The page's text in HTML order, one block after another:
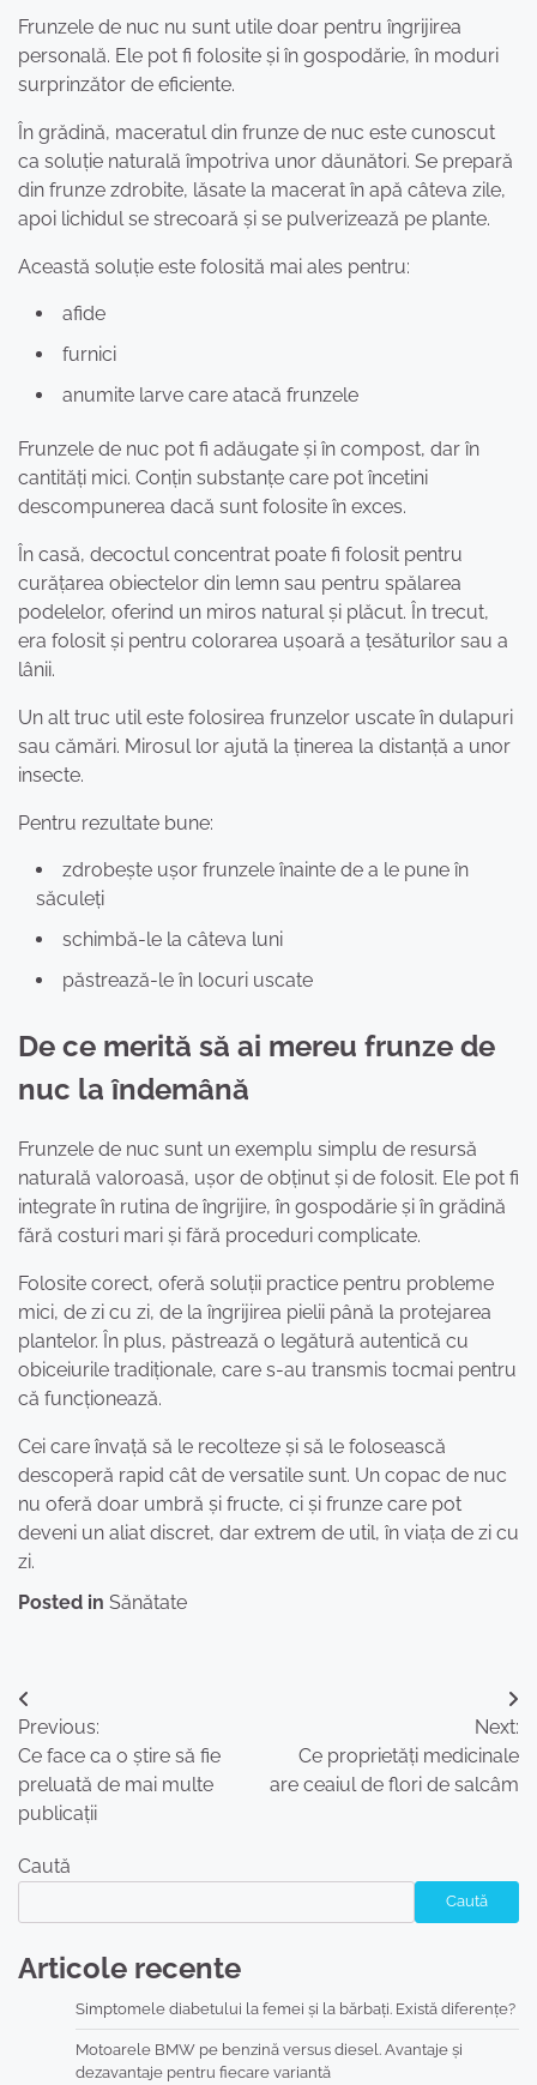
Frunzele de nuc nu sunt utile doar pentru îngrijirea
personală. Ele pot fi folosite și în gospodărie, în moduri
surprinzător de eficiente.
În grădină, maceratul din frunze de nuc este cunoscut
ca soluție naturală împotriva unor dăunători. Se prepară
din frunze zdrobite, lăsate la macerat în apă câteva zile,
apoi lichidul se strecoară și se pulverizează pe plante.
Această soluție este folosită mai ales pentru:
afide
furnici
anumite larve care atacă frunzele
Frunzele de nuc pot fi adăugate și în compost, dar în
cantități mici. Conțin substanțe care pot încetini
descompunerea dacă sunt folosite în exces.
În casă, decoctul concentrat poate fi folosit pentru
curățarea obiectelor din lemn sau pentru spălarea
podelelor, oferind un miros natural și plăcut. În trecut,
era folosit și pentru colorarea ușoară a țesăturilor sau a
lânii.
Un alt truc util este folosirea frunzelor uscate în dulapuri
sau cămări. Mirosul lor ajută la ținerea la distanță a unor
insecte.
Pentru rezultate bune:
zdrobește ușor frunzele înainte de a le pune în
săculeți
schimbă-le la câteva luni
păstrează-le în locuri uscate
De ce merită să ai mereu frunze de
nuc la îndemână
Frunzele de nuc sunt un exemplu simplu de resursă
naturală valoroasă, ușor de obținut și de folosit. Ele pot fi
integrate în rutina de îngrijire, în gospodărie și în grădină
fără costuri mari și fără proceduri complicate.
Folosite corect, oferă soluții practice pentru probleme
mici, de zi cu zi, de la îngrijirea pielii până la protejarea
plantelor. În plus, păstrează o legătură autentică cu
obiceiurile tradiționale, care s-au transmis tocmai pentru
că funcționează.
Cei care învață să le recolteze și să le folosească
descoperă rapid cât de versatile sunt. Un copac de nuc
nu oferă doar umbră și fructe, ci și frunze care pot
deveni un aliat discret, dar extrem de util, în viața de zi cu
zi.
Posted in Sănătate
Navigare
în
articole
Previous:
Ce face ca o știre să fie
preluată de mai multe
publicații
Next:
Ce proprietăți medicinale
are ceaiul de flori de salcâm
Caută
Caută
Articole recente
Simptomele diabetului la femei și la bărbați. Există diferențe?
Motoarele BMW pe benzină versus diesel. Avantaje și
dezavantaje pentru fiecare variantă